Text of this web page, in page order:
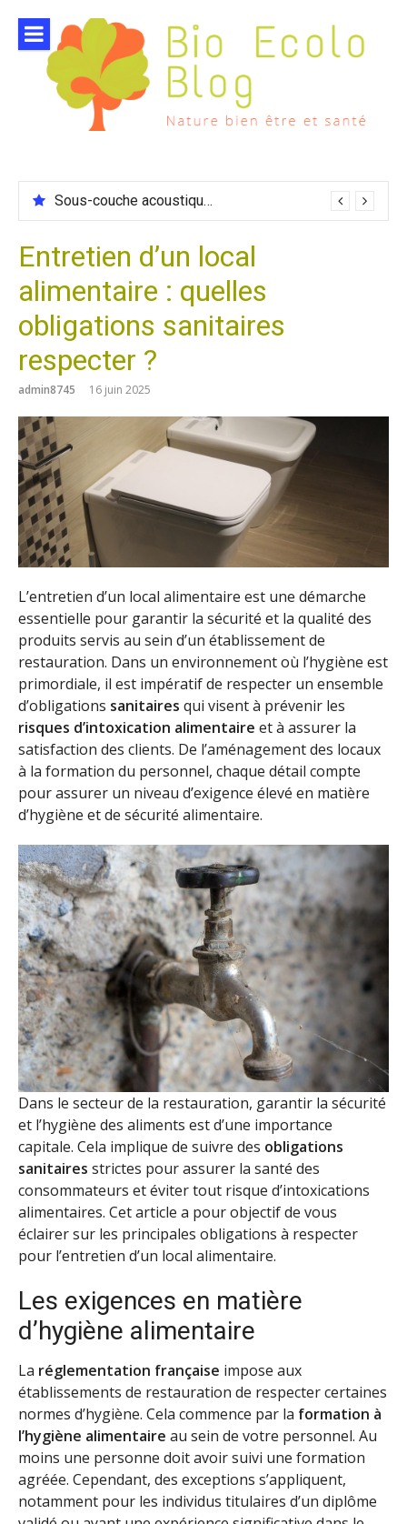
contenu
Sous-couche acoustique compatible chauffage sol
Entretien d’un local
alimentaire : quelles
obligations sanitaires
respecter ?
admin8745 16 juin 2025
L’entretien d’un local alimentaire est une démarche
essentielle pour garantir la sécurité et la qualité des
produits servis au sein d’un établissement de
restauration. Dans un environnement où l’hygiène est
primordiale, il est impératif de respecter un ensemble
d’obligations sanitaires qui visent à prévenir les
risques d’intoxication alimentaire et à assurer la
satisfaction des clients. De l’aménagement des locaux
à la formation du personnel, chaque détail compte
pour assurer un niveau d’exigence élevé en matière
d’hygiène et de sécurité alimentaire.
Dans le secteur de la restauration, garantir la sécurité
et l’hygiène des aliments est d’une importance
capitale. Cela implique de suivre des obligations
sanitaires strictes pour assurer la santé des
consommateurs et éviter tout risque d’intoxications
alimentaires. Cet article a pour objectif de vous
éclairer sur les principales obligations à respecter
pour l’entretien d’un local alimentaire.
Les exigences en matière
d’hygiène alimentaire
La réglementation française impose aux
établissements de restauration de respecter certaines
normes d’hygiène. Cela commence par la formation à
l’hygiène alimentaire au sein de votre personnel. Au
moins une personne doit avoir suivi une formation
agréée. Cependant, des exceptions s’appliquent,
notamment pour les individus titulaires d’un diplôme